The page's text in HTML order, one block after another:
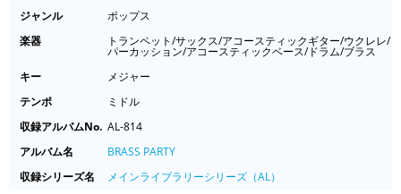
ジャンル
ポップス
楽器
トランペット/サックス/アコースティックギター/ウクレレ/
パーカッション/アコースティックベース/ドラム/ブラス
キー
メジャー
テンポ
ミドル
収録アルバムNo. AL-814
アルバム名
BRASS PARTY
収録シリーズ名
メインライブラリーシリーズ（AL）